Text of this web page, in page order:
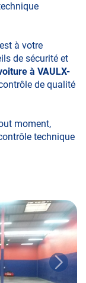
est à votre
de sécurité et
à VAULX-
de qualité
moment,
technique
Gaz*